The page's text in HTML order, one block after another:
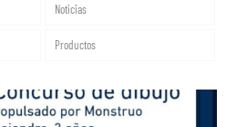
Noticias
Productos